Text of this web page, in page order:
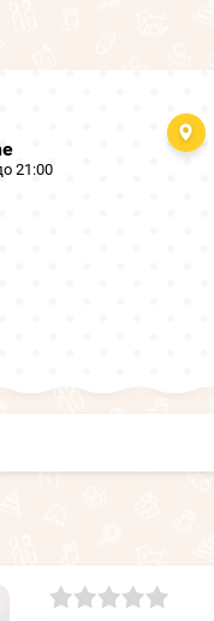
21:00